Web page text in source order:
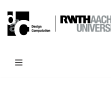
Zum
Inhalt